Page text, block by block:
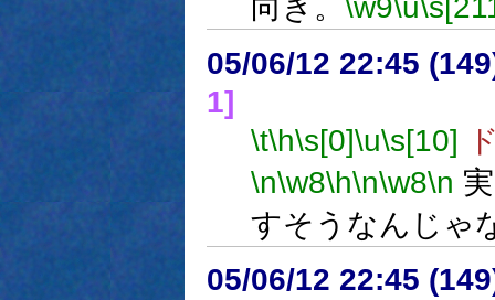
向き。 \w9\u
05/06/12 22:45
1]
\t\h\s[0]\u\s[10]
\n\w8\h\n\w8\n
すそうなんじゃ
05/06/12 22:45